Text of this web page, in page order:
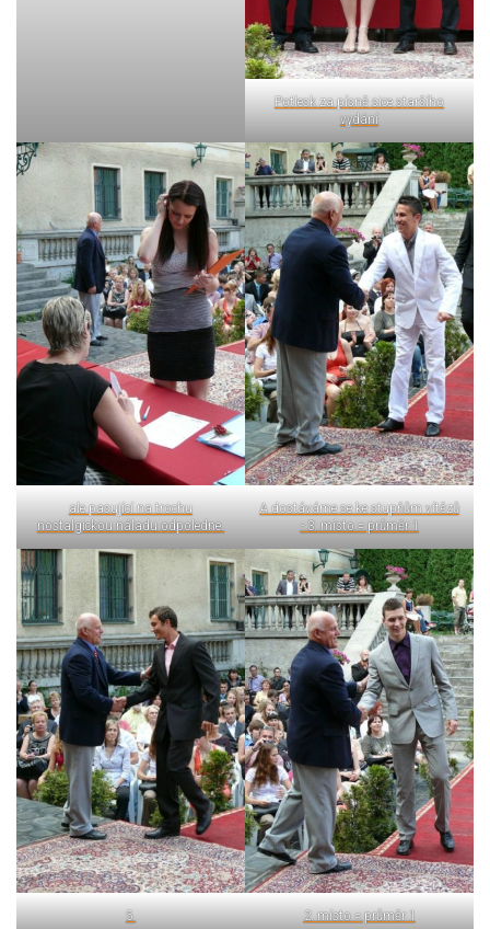
Potlesk za písně sice staršího
vydání
ale pasující na trochu
nostalgickou náladu odpoledne.
A dostáváme se ke stupňům vítězů
- 3. místo = průměr 1
5. 2. místo = průměr 1